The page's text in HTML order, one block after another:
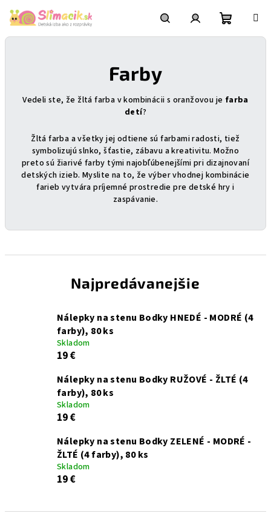
obsah
HľadaťPrihlásenie
Farby
Vedeli ste, že žltá farba v kombinácii s oranžovou je farba
detí?
Žltá farba a všetky jej odtiene sú farbami radosti, tiež
symbolizujú slnko, šťastie, zábavu a kreativitu. Možno
preto sú žiarivé farby tými najobľúbenejšími pri dizajnovaní
detských izieb. Myslite na to, že výber vhodnej kombinácie
farieb vytvára príjemné prostredie pre detské hry i
zaspávanie.
Najpredávanejšie
Nálepky na stenu Bodky HNEDÉ - MODRÉ (4
farby), 80 ks
Skladom
19 €
Nálepky na stenu Bodky RUŽOVÉ - ŽLTÉ (4
farby), 80 ks
Skladom
19 €
Nálepky na stenu Bodky ZELENÉ - MODRÉ -
ŽLTÉ (4 farby), 80 ks
Skladom
19 €